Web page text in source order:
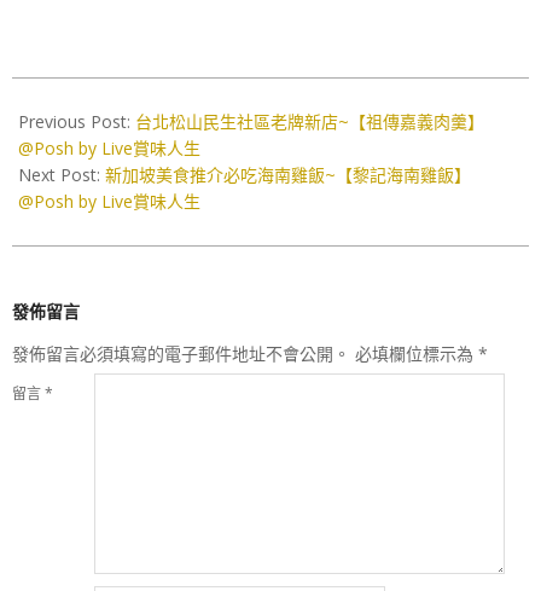
05-
22
Previous Post: 台北松山民生社區老牌新店~【祖傳嘉義肉羹】
@Posh by Live賞味人生
Next Post: 新加坡美食推介必吃海南雞飯~【黎記海南雞飯】
@Posh by Live賞味人生
發佈留言
發佈留言必須填寫的電子郵件地址不會公開。 必填欄位標示為 *
留言*